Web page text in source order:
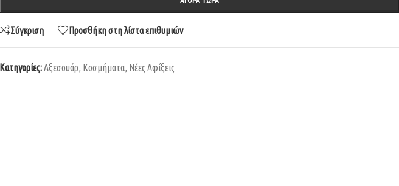
Σύγκριση Προσθήκη στη λίστα επιθυμιών
Κατηγορίες:Αξεσουάρ, Κοσμήματα, Νέες Αφίξεις